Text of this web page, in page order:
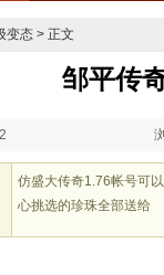
变态 > 正文
邹平传
仿盛大传奇1.76帐号可
心挑选的珍珠全部送给